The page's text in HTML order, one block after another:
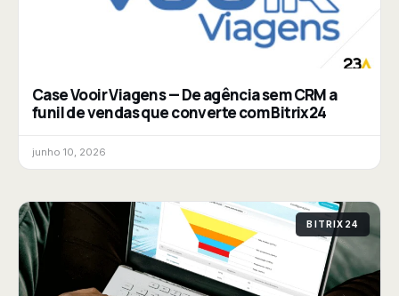
Case Vooir Viagens — De agência sem CRM a
funil de vendas que converte com Bitrix24
junho 10, 2026
BITRIX24